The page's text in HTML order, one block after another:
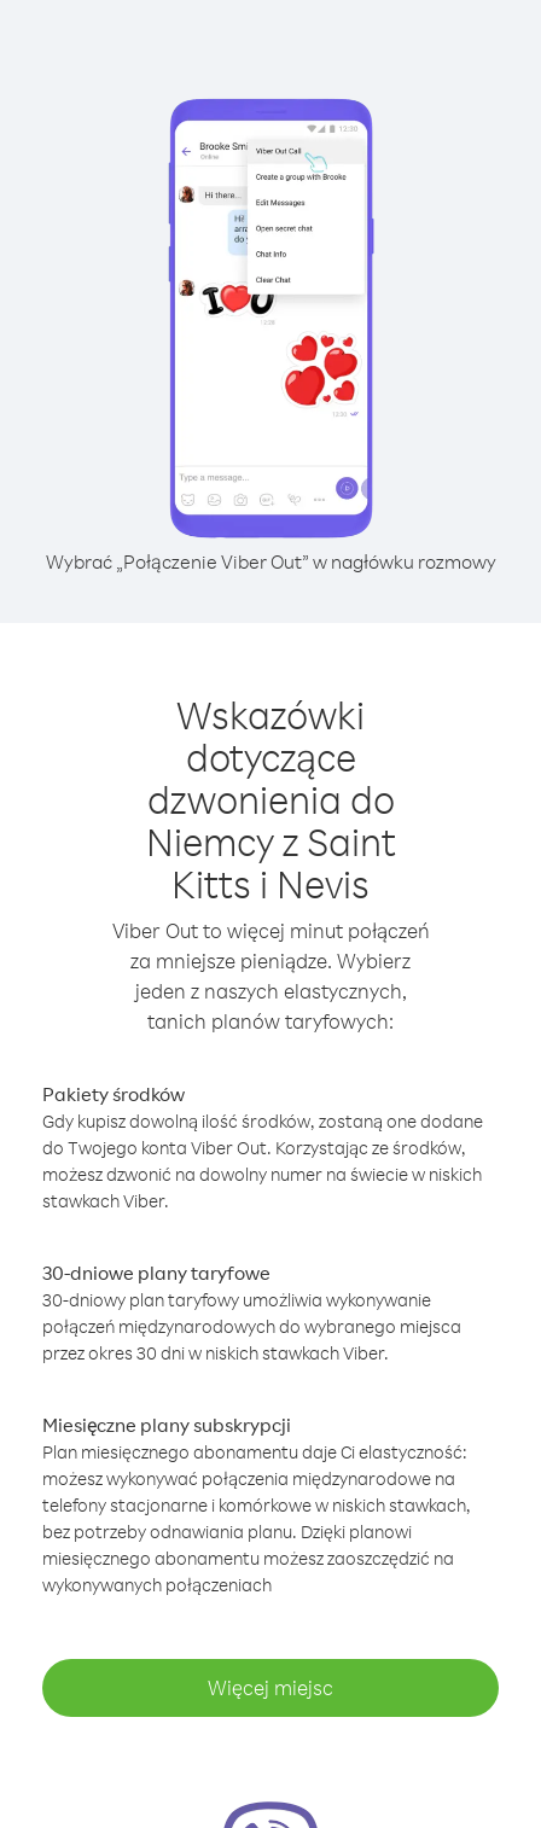
Wybrać „Połączenie Viber Out” w nagłówku rozmowy
Wskazówki
dotyczące
dzwonienia do
Niemcy z Saint
Kitts i Nevis
Viber Out to więcej minut połączeń
za mniejsze pieniądze. Wybierz
jeden z naszych elastycznych,
tanich planów taryfowych:
Pakiety środków
Gdy kupisz dowolną ilość środków, zostaną one dodane
do Twojego konta Viber Out. Korzystając ze środków,
możesz dzwonić na dowolny numer na świecie w niskich
stawkach Viber.
30-dniowe plany taryfowe
30-dniowy plan taryfowy umożliwia wykonywanie
połączeń międzynarodowych do wybranego miejsca
przez okres 30 dni w niskich stawkach Viber.
Miesięczne plany subskrypcji
Plan miesięcznego abonamentu daje Ci elastyczność:
możesz wykonywać połączenia międzynarodowe na
telefony stacjonarne i komórkowe w niskich stawkach,
bez potrzeby odnawiania planu. Dzięki planowi
miesięcznego abonamentu możesz zaoszczędzić na
wykonywanych połączeniach
Więcej miejsc